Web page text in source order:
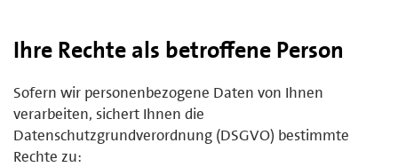
Ihre Rechte als betroffene Person
Sofern wir personenbezogene Daten von Ihnen
verarbeiten, sichert Ihnen die
Datenschutzgrundverordnung (DSGVO) bestimmte
Rechte zu: